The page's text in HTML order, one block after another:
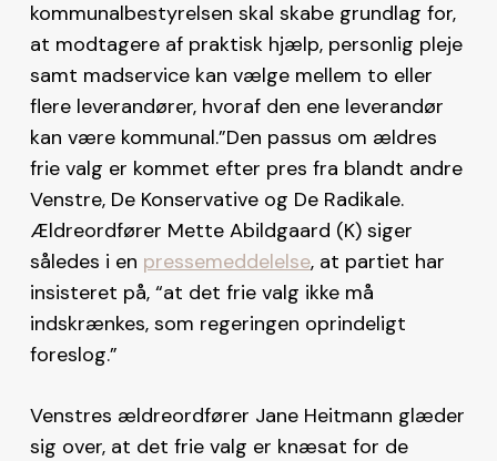
kommunalbestyrelsen skal skabe grundlag for,
at modtagere af praktisk hjælp, personlig pleje
samt madservice kan vælge mellem to eller
flere leverandører, hvoraf den ene leverandør
kan være kommunal.”Den passus om ældres
frie valg er kommet efter pres fra blandt andre
Venstre, De Konservative og De Radikale.
Ældreordfører Mette Abildgaard (K) siger
således i en pressemeddelelse, at partiet har
insisteret på, “at det frie valg ikke må
indskrænkes, som regeringen oprindeligt
foreslog.”
Venstres ældreordfører Jane Heitmann glæder
sig over, at det frie valg er knæsat for de